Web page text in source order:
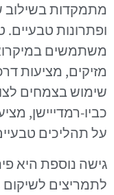
מתמקדות בשילוב
ופתרונות טבעיים.
משתמשים
מזיקים, מציעות
שימוש בצמחים
כביו-רמדייישן,
על תהליכים
גישה נוספת היא
לתמריצים